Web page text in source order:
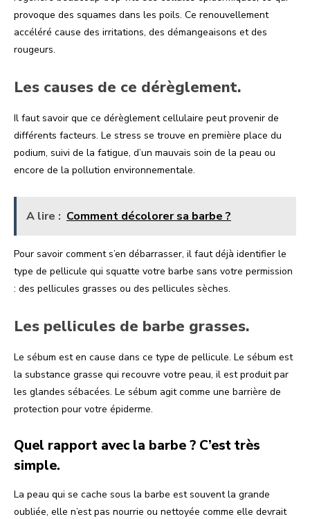
provoque des squames dans les poils. Ce renouvellement
accéléré cause des irritations, des démangeaisons et des
rougeurs.
Les causes de ce dérèglement.
Il faut savoir que ce dérèglement cellulaire peut provenir de
différents facteurs. Le stress se trouve en première place du
podium, suivi de la fatigue, d’un mauvais soin de la peau ou
encore de la pollution environnementale.
A lire : Comment décolorer sa barbe ?
Pour savoir comment s’en débarrasser, il faut déjà identifier le
type de pellicule qui squatte votre barbe sans votre permission
: des pellicules grasses ou des pellicules sèches.
Les pellicules de barbe grasses.
Le sébum est en cause dans ce type de pellicule. Le sébum est
la substance grasse qui recouvre votre peau, il est produit par
les glandes sébacées. Le sébum agit comme une barrière de
protection pour votre épiderme.
Quel rapport avec la barbe ? C’est très
simple.
La peau qui se cache sous la barbe est souvent la grande
oubliée, elle n’est pas nourrie ou nettoyée comme elle devrait